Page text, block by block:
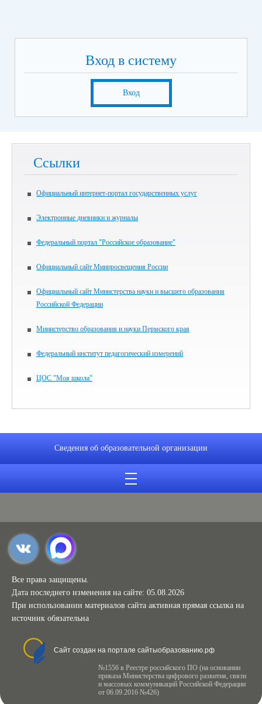
Вход в систему
Вход
Ссылки
Официальный интернет-портал государственных услуг
Электронные дневники и журналы
Федеральный портал "Российское образование"
Официальный сайт Минпросвещения России
Официальный сайт Министерства науки и высшего образования
Российской Федерации
Министерство образования и науки Пермского края
Федеральный институт педагогический измерений
ЦОС "Моя школа"
Сведения об образовательной организации
Все права защищены.
Дата последнего изменения на сайте: 05.08.2026
При использовании материалов сайта активная прямая ссылка на
источник обязательна
Сайт создан на портале сайтыобразованию.рф
№1556 в Реестре российского ПО (на основании
приказа Министерства цифрового развития, связи
и массовых коммуникаций Российской Федерации
от 06.09.2016 №426)